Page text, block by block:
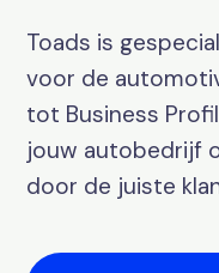
Toads is
voor de
tot Business
jouw autobedrijf
door de juiste